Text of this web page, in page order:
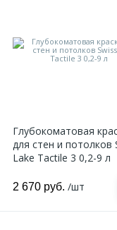
Глубокоматовая
для стен и потолков
Lake Tactile 3 0,2-9 л
2 670 руб. /шт